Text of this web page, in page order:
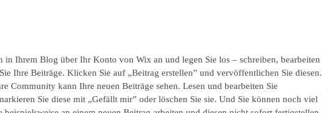
in Ihrem Blog über Ihr Konto von Wix an und legen Sie los – schreiben, bearbeiten
Ihre Beiträge. Klicken Sie auf „Beitrag erstellen” und vervöffentlichen Sie diesen.
Community kann Ihre neuen Beiträge sehen. Lesen und bearbeiten Sie
Sie diese mit „Gefällt mir” oder löschen Sie sie. Und Sie können noch viel